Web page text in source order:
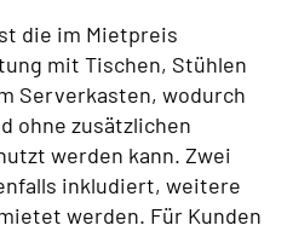
die im Mietpreis
mit Tischen, Stühlen
Serverkasten, wodurch
ohne zusätzlichen
werden kann. Zwei
inkludiert, weitere
werden. Für Kunden